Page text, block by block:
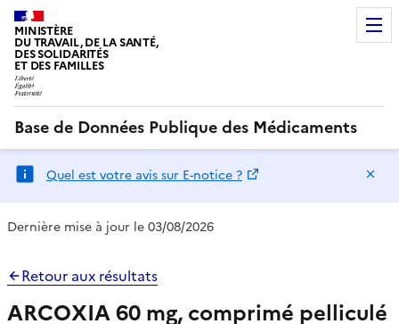
MINISTÈRE
DU TRAVAIL, DE LA SANTÉ,
DES SOLIDARITÉS
ET DES FAMILLES
Base de Données Publique des Médicaments
Quel est votre avis sur E-notice ?
Dernière mise à jour le 03/08/2026
Retour aux résultats
ARCOXIA 60 mg, comprimé pelliculé